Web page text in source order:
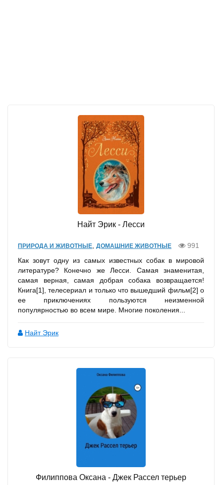
Найт Эрик - Лесси
ПРИРОДА И ЖИВОТНЫЕ ДОМАШНИЕ ЖИВОТНЫЕ
991
Как зовут одну из самых известных собак в мировой
литературе? Конечно же Лесси. Самая знаменитая,
самая верная, самая добрая собака возвращается!
Книга[1], телесериал и только что вышедший фильм[2] о
ее приключениях пользуются неизменной
популярностью во всем мире. Многие поколения...
Найт Эрик
Филиппова Оксана - Джек Рассел терьер